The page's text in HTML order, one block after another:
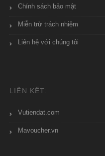
Chính sách bảo mật
Miễn trừ trách nhiệm
Liên hệ với chúng tôi
LIÊN KẾT:
Vutiendat.com
Mavoucher.vn